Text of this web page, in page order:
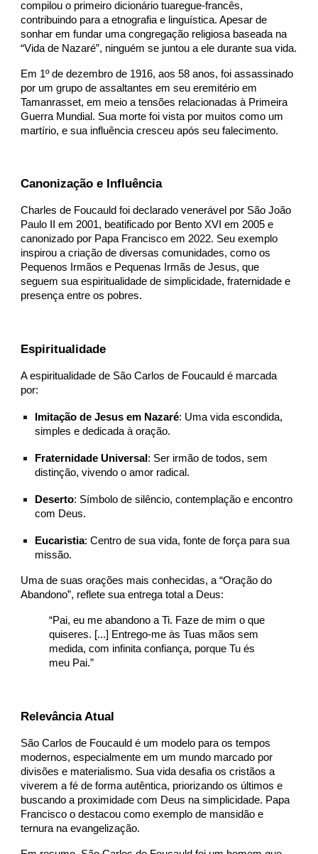
compilou o primeiro dicionário tuaregue-francês,
contribuindo para a etnografia e linguística. Apesar de
sonhar em fundar uma congregação religiosa baseada na
“Vida de Nazaré”, ninguém se juntou a ele durante sua vida.
Em 1º de dezembro de 1916, aos 58 anos, foi assassinado
por um grupo de assaltantes em seu eremitério em
Tamanrasset, em meio a tensões relacionadas à Primeira
Guerra Mundial. Sua morte foi vista por muitos como um
martírio, e sua influência cresceu após seu falecimento.
Canonização e Influência
Charles de Foucauld foi declarado venerável por São João
Paulo II em 2001, beatificado por Bento XVI em 2005 e
canonizado por Papa Francisco em 2022. Seu exemplo
inspirou a criação de diversas comunidades, como os
Pequenos Irmãos e Pequenas Irmãs de Jesus, que
seguem sua espiritualidade de simplicidade, fraternidade e
presença entre os pobres.
Espiritualidade
A espiritualidade de São Carlos de Foucauld é marcada
por:
Imitação de Jesus em Nazaré: Uma vida escondida,
simples e dedicada à oração.
Fraternidade Universal : Ser irmão de todos, sem
distinção, vivendo o amor radical.
Deserto: Símbolo de silêncio, contemplação e encontro
com Deus.
Eucaristia: Centro de sua vida, fonte de força para sua
missão.
Uma de suas orações mais conhecidas, a “Oração do
Abandono”, reflete sua entrega total a Deus:
“Pai, eu me abandono a Ti. Faze de mim o que
quiseres. [...] Entrego-me às Tuas mãos sem
medida, com infinita confiança, porque Tu és
meu Pai.”
Relevância Atual
São Carlos de Foucauld é um modelo para os tempos
modernos, especialmente em um mundo marcado por
divisões e materialismo. Sua vida desafia os cristãos a
viverem a fé de forma autêntica, priorizando os últimos e
buscando a proximidade com Deus na simplicidade. Papa
Francisco o destacou como exemplo de mansidão e
ternura na evangelização.